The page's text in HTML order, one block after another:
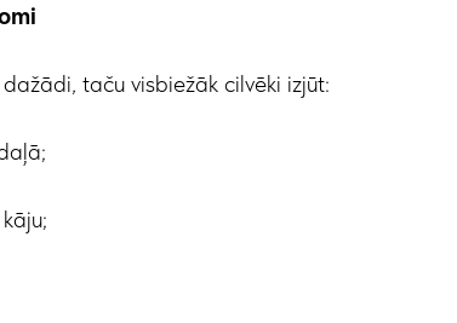
taču visbiežāk cilvēki izjūt: